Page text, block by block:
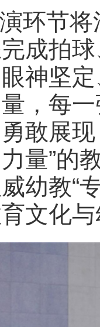
环节
成拍
神坚
，每
敢展
量”的
幼教“
文化